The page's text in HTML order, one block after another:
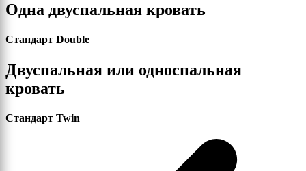
Одна двуспальная кровать
Стандарт Double
Двуспальная или односпальная
кровать
Стандарт Twin